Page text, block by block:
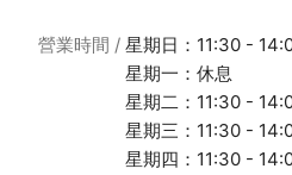
營業時間
星期日：11:30 -
星期一：休息
星期二：11:30 -
星期三：11:30 -
星期四：11:30 -